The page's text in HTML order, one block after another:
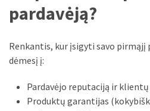
pardavėją?
Renkantis, kur įsigyti savo
dėmesį į:
Pardavėjo reputaciją ir
Produktų garantijas